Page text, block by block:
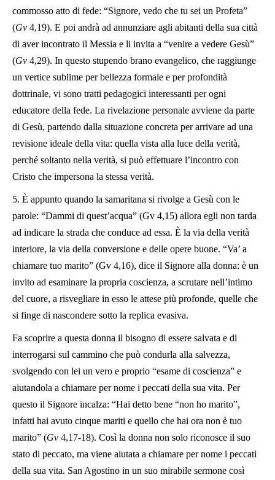
commosso atto di fede: “Signore, vedo che tu sei un Profeta”
(Gv 4,19). E poi andrà ad annunziare agli abitanti della sua città
di aver incontrato il Messia e li invita a “venire a vedere Gesù”
(Gv 4,29). In questo stupendo brano evangelico, che raggiunge
un vertice sublime per bellezza formale e per profondità
dottrinale, vi sono tratti pedagogici interessanti per ogni
educatore della fede. La rivelazione personale avviene da parte
di Gesù, partendo dalla situazione concreta per arrivare ad una
revisione ideale della vita: quella vista alla luce della verità,
perché soltanto nella verità, si può effettuare l’incontro con
Cristo che impersona la stessa verità.
5. È appunto quando la samaritana si rivolge a Gesù con le
parole: “Dammi di quest’acqua” (Gv 4,15) allora egli non tarda
ad indicare la strada che conduce ad essa. È la via della verità
interiore, la via della conversione e delle opere buone. “Va’ a
chiamare tuo marito” (Gv 4,16), dice il Signore alla donna: è un
invito ad esaminare la propria coscienza, a scrutare nell’intimo
del cuore, a risvegliare in esso le attese più profonde, quelle che
si finge di nascondere sotto la replica evasiva.
Fa scoprire a questa donna il bisogno di essere salvata e di
interrogarsi sul cammino che può condurla alla salvezza,
svolgendo con lei un vero e proprio “esame di coscienza” e
aiutandola a chiamare per nome i peccati della sua vita. Per
questo il Signore incalza: “Hai detto bene “non ho marito”,
infatti hai avuto cinque mariti e quello che hai ora non è tuo
marito” (Gv 4,17-18). Così la donna non solo riconosce il suo
stato di peccato, ma viene aiutata a chiamare per nome i peccati
della sua vita. San Agostino in un suo mirabile sermone così